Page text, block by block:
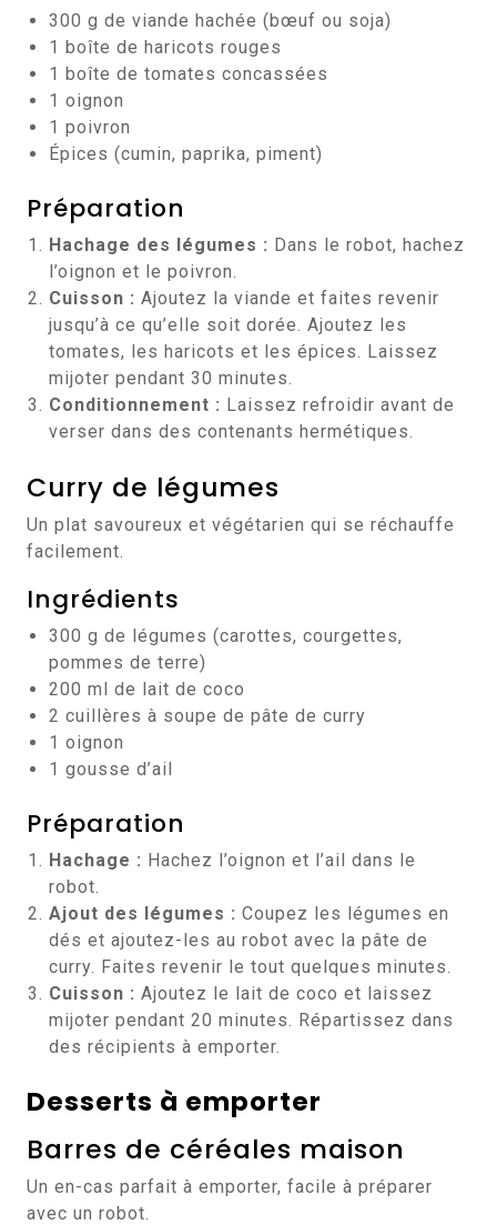
300 g de viande hachée (bœuf ou soja)
1 boîte de haricots rouges
1 boîte de tomates concassées
1 oignon
1 poivron
Épices (cumin, paprika, piment)
Préparation
Hachage des légumes : Dans le robot, hachez
l’oignon et le poivron.
Cuisson : Ajoutez la viande et faites revenir
jusqu’à ce qu’elle soit dorée. Ajoutez les
tomates, les haricots et les épices. Laissez
mijoter pendant 30 minutes.
Conditionnement : Laissez refroidir avant de
verser dans des contenants hermétiques.
Curry de légumes
Un plat savoureux et végétarien qui se réchauffe
facilement.
Ingrédients
300 g de légumes (carottes, courgettes,
pommes de terre)
200 ml de lait de coco
2 cuillères à soupe de pâte de curry
1 oignon
1 gousse d’ail
Préparation
Hachage : Hachez l’oignon et l’ail dans le
robot.
Ajout des légumes : Coupez les légumes en
dés et ajoutez-les au robot avec la pâte de
curry. Faites revenir le tout quelques minutes.
Cuisson : Ajoutez le lait de coco et laissez
mijoter pendant 20 minutes. Répartissez dans
des récipients à emporter.
Desserts à emporter
Barres de céréales maison
Un en-cas parfait à emporter, facile à préparer
avec un robot.